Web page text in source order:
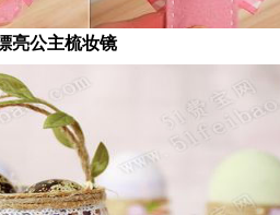
亮公主梳妆镜